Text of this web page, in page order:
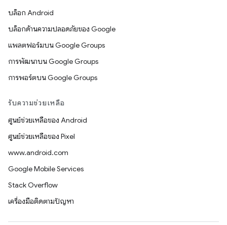
บล็อก Android
บล็อกด้านความปลอดภัยของ Google
แพลตฟอร์มบน Google Groups
การพัฒนาบน Google Groups
การพอร์ตบน Google Groups
รับความช่วยเหลือ
ศูนย์ช่วยเหลือของ Android
ศูนย์ช่วยเหลือของ Pixel
www.android.com
Google Mobile Services
Stack Overflow
เครื่องมือติดตามปัญหา